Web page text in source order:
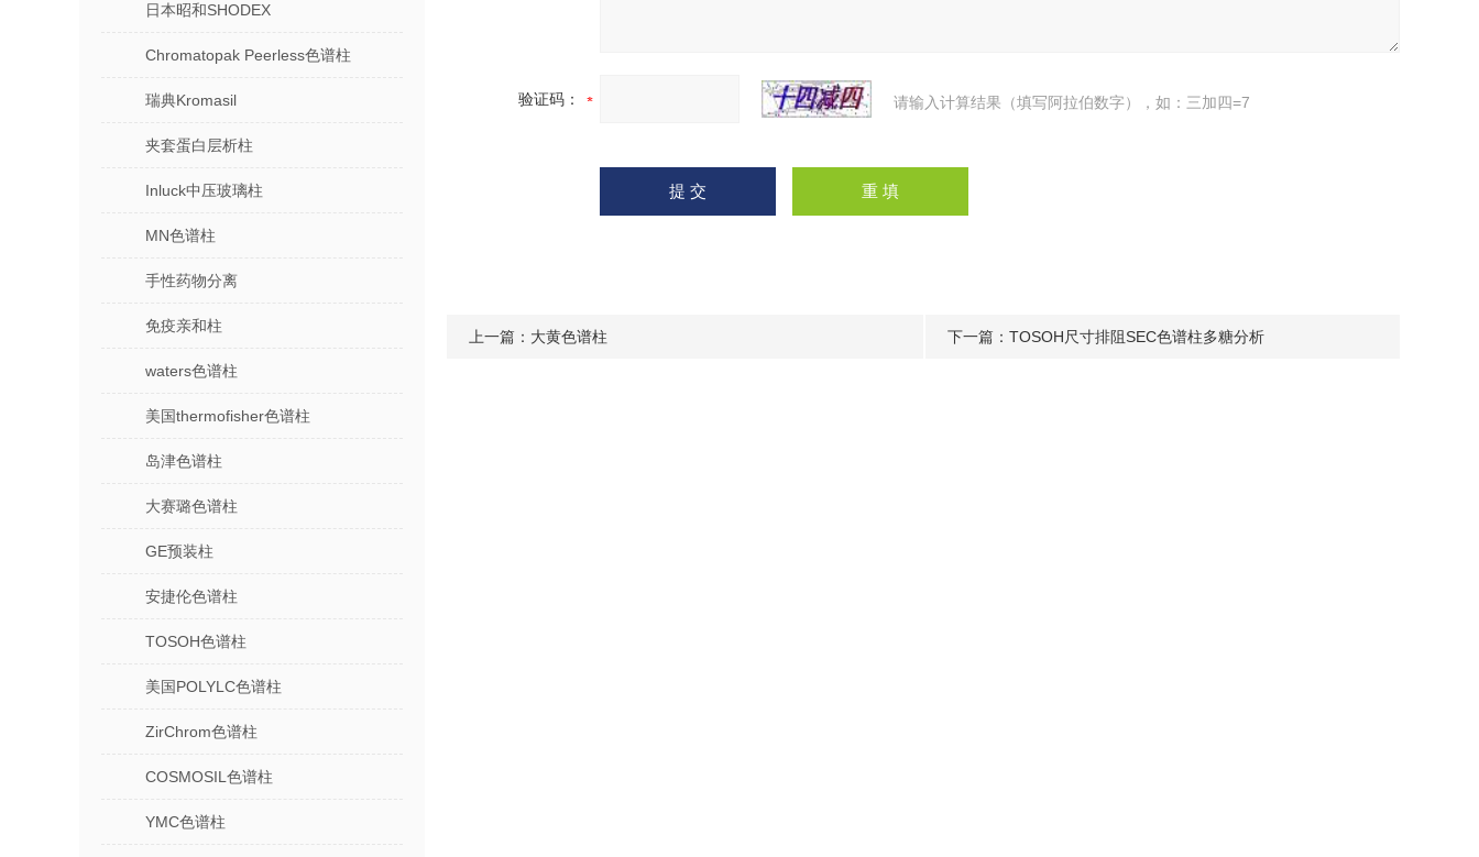
日本昭和SHODEX
Chromatopak Peerless色谱柱
瑞典Kromasil
夹套蛋白层析柱
Inluck中压玻璃柱
MN色谱柱
手性药物分离
免疫亲和柱
waters色谱柱
美国thermofisher色谱柱
岛津色谱柱
大赛璐色谱柱
GE预装柱
安捷伦色谱柱
TOSOH色谱柱
美国POLYLC色谱柱
ZirChrom色谱柱
COSMOSIL色谱柱
YMC色谱柱
验证码： 请输入计算结果（填写阿拉伯数字），如：三加四=7
上一篇： 大黄色谱柱 下一篇： TOSOH尺寸排阻SEC色谱柱多糖分析